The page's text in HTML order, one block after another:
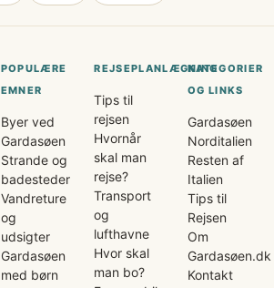
POPULÆRE
EMNER
Byer ved
Gardasøen
Strande og
badesteder
Vandreture
og
udsigter
Gardasøen
med børn
REJSEPLANLÆGNING
Tips til
rejsen
Hvornår
skal man
rejse?
Transport
og
lufthavne
Hvor skal
man bo?
KATEGORIER
OG LINKS
Gardasøen
Norditalien
Resten af
Italien
Tips til
Rejsen
Om
Gardasøen.dk
Kontakt